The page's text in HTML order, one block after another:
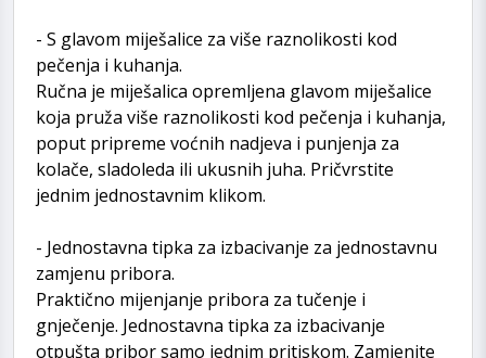
- S glavom miješalice za više raznolikosti kod
pečenja i kuhanja.
Ručna je miješalica opremljena glavom miješalice
koja pruža više raznolikosti kod pečenja i kuhanja,
poput pripreme voćnih nadjeva i punjenja za
kolače, sladoleda ili ukusnih juha. Pričvrstite
jednim jednostavnim klikom.
- Jednostavna tipka za izbacivanje za jednostavnu
zamjenu pribora.
Praktično mijenjanje pribora za tučenje i
gnječenje. Jednostavna tipka za izbacivanje
otpušta pribor samo jednim pritiskom. Zamjenite